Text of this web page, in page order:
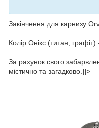
Закінчення для карнизу
Колір Онікс (титан,
За рахунок свого
містично та загадково.]]>